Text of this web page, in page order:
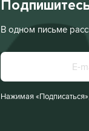
В одном письме
Нажимая